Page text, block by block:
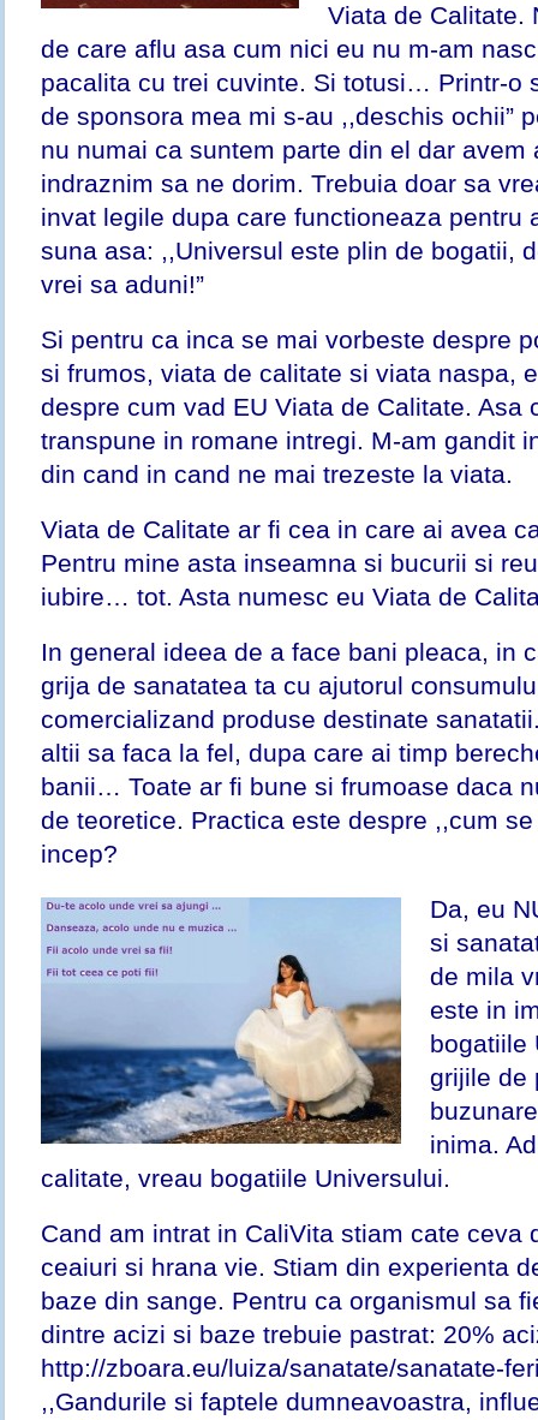
Viata de Calitate.
de care aflu asa cum nici eu nu m-am
pacalita cu trei cuvinte. Si totusi… Printr-o
de sponsora mea mi s-au ,,deschis ochii”
nu numai ca suntem parte din el dar avem
indraznim sa ne dorim. Trebuia doar sa
invat legile dupa care functioneaza pentru
suna asa: ,,Universul este plin de bogatii,
vrei sa aduni!”
Si pentru ca inca se mai vorbeste despre
si frumos, viata de calitate si viata naspa,
despre cum vad EU Viata de Calitate. Asa
transpune in romane intregi. M-am gandit
din cand in cand ne mai trezeste la viata.
Viata de Calitate ar fi cea in care ai avea
Pentru mine asta inseamna si bucurii si
iubire… tot. Asta numesc eu Viata de
In general ideea de a face bani pleaca, in
grija de sanatatea ta cu ajutorul
comercializand produse destinate
altii sa faca la fel, dupa care ai timp
banii… Toate ar fi bune si frumoase daca
de teoretice. Practica este despre ,,cum
incep?
Da, eu
si
de mila
este in
bogatiile
grijile de
inima.
calitate, vreau bogatiile Universului.
Cand am intrat in CaliVita stiam cate ceva
ceaiuri si hrana vie. Stiam din experienta
baze din sange. Pentru ca organismul sa
dintre acizi si baze trebuie pastrat: 20%
http://zboara.eu/luiza/sanatate/sanatate-
,,Gandurile si faptele dumneavoastra,